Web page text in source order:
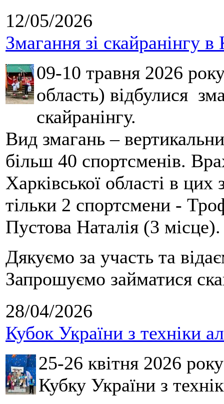
12/05/2026
Змагання зі скайранінгу в
09-10 травня 2026
область) відбулися
скайранінгу.
Вид змагань –
більш 40 спортсменів.
Харківської області в
тільки 2 спортсмени -
Пустова Наталія (3 місце).
Дякуємо за участь та
Запрошуємо займатися
28/04/2026
Кубок України з техніки
25-26 квітня 2026
Кубку України з